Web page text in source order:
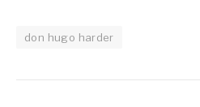
don hugo harder